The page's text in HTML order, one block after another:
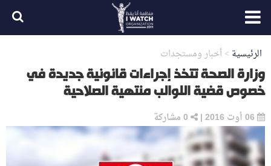
الرئيسية >أخبار ومستجدات
وزارة الصحة تتخذ إجراءات قانونية جديدة في
خصوص قضية اللوالب منتهية الصلاحية
|
0مشاركة